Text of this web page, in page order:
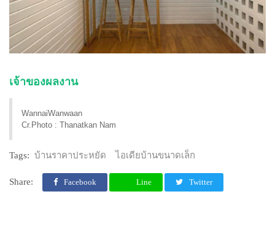
เจ้าของผลงาน
WannaiWanwaan
Cr.Photo : Thanatkan Nam
Tags: บ้านราคาประหยัด ไอเดียบ้านขนาดเล็ก
Share: Facebook Line Twitter